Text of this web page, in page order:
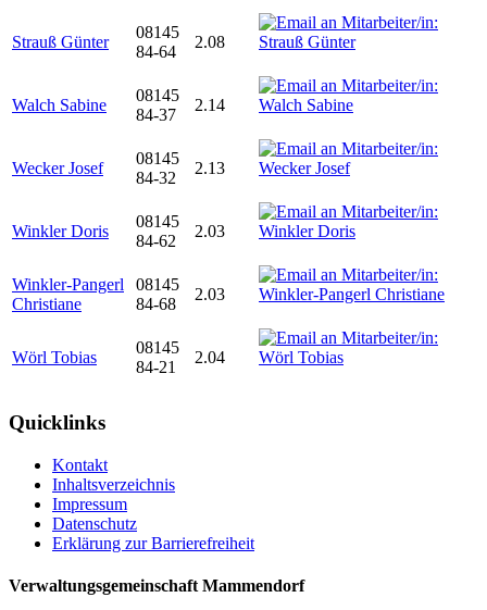
Strauß Günter
08145
84-64
2.08
Walch Sabine
08145
84-37
2.14
Wecker Josef
08145
84-32
2.13
Winkler Doris
08145
84-62
2.03
Winkler-Pangerl
Christiane
08145
84-68
2.03
Wörl Tobias
08145
84-21
2.04
Quicklinks
Kontakt
Inhaltsverzeichnis
Impressum
Datenschutz
Erklärung zur Barrierefreiheit
Verwaltungsgemeinschaft Mammendorf